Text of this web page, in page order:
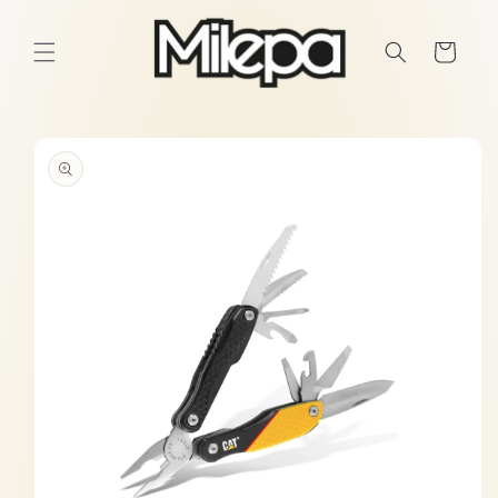
al contenido
Carrito
directamente
información
del producto